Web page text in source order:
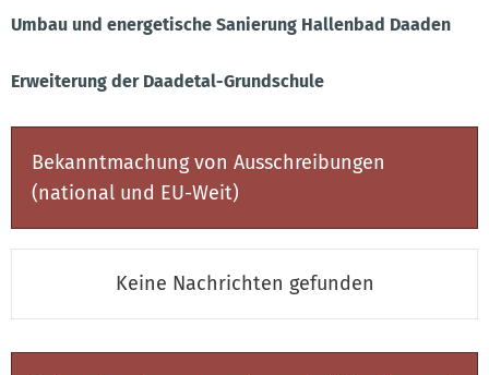
Umbau und energetische Sanierung Hallenbad Daaden
Erweiterung der Daadetal-Grundschule
Bekanntmachung von Ausschreibungen
(national und EU-Weit)
Keine Nachrichten gefunden